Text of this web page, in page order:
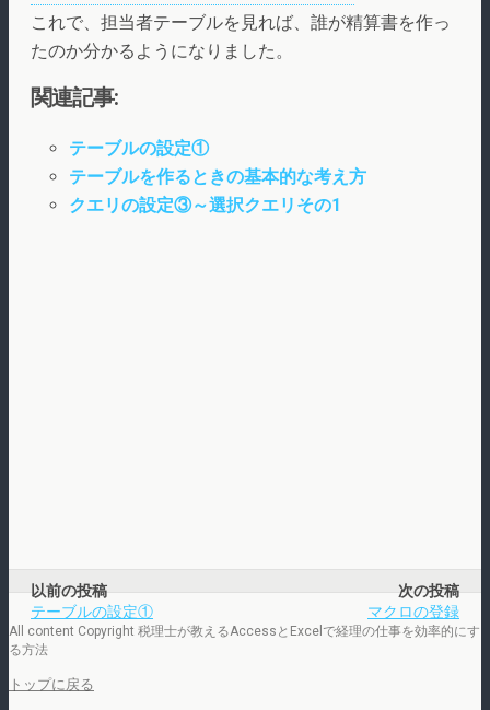
これで、担当者テーブルを見れば、誰が精算書を作っ
たのか分かるようになりました。
関連記事:
テーブルの設定①
テーブルを作るときの基本的な考え方
クエリの設定③～選択クエリその1
以前の投稿
テーブルの設定①
次の投稿
マクロの登録
All content Copyright 税理士が教えるAccessとExcelで経理の仕事を効率的にす
る方法
トップに戻る